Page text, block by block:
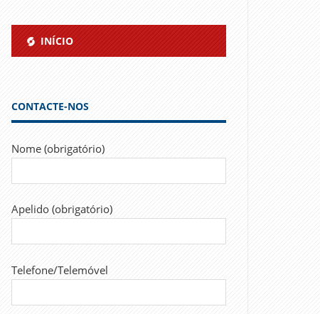
INÍCIO
CONTACTE-NOS
Nome (obrigatório)
Apelido (obrigatório)
Telefone/Telemóvel